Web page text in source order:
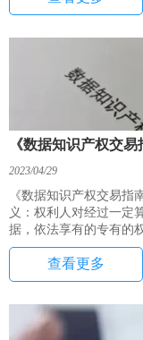
《数据知识产权交
2023/04/29
《数据知识产权交易指
义：权利人对经过一定
据，依法享有的专有的
够依法出让，进行交易
查看更多